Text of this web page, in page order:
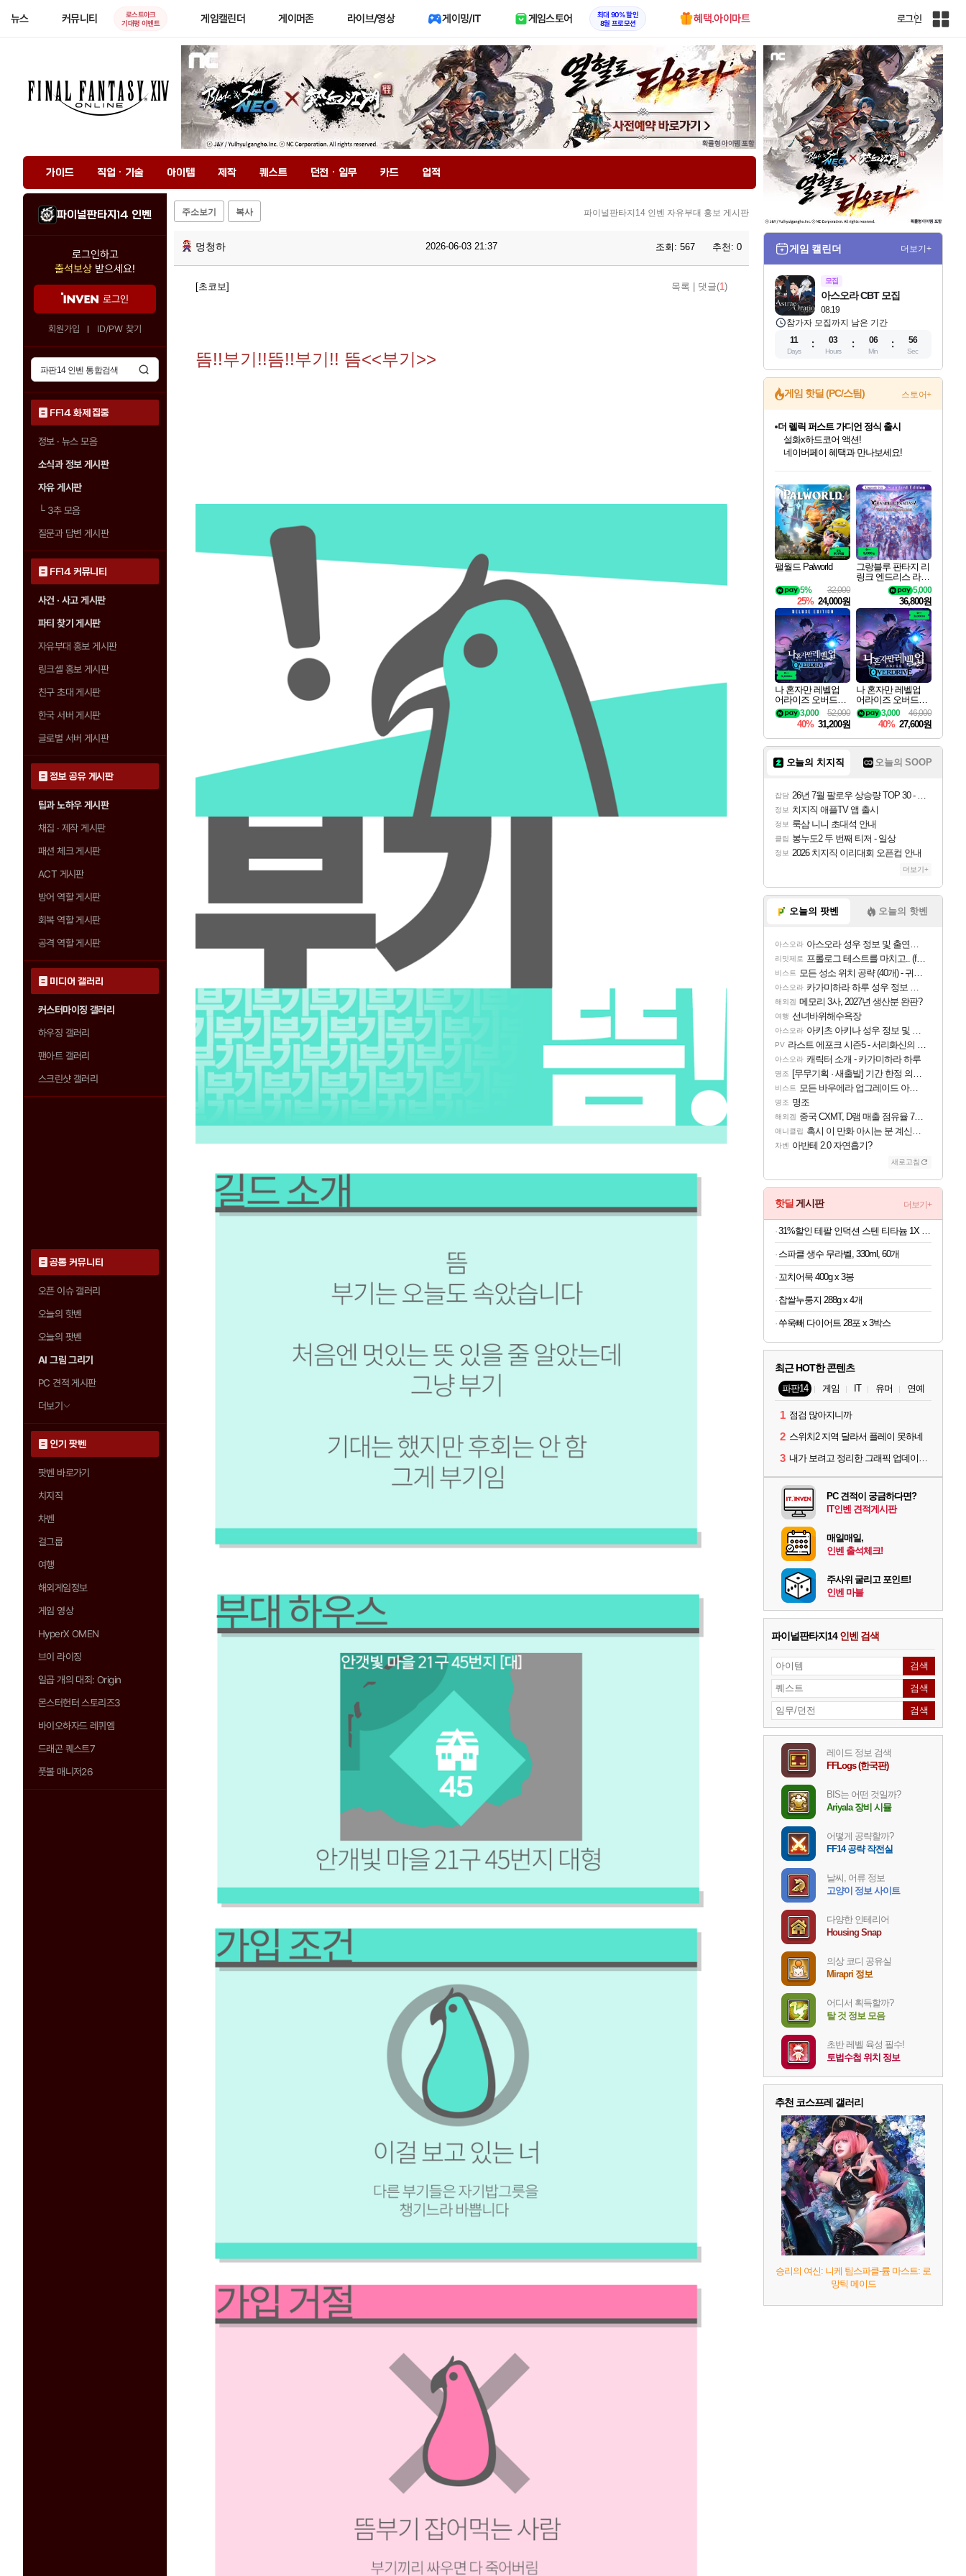
뉴스 커뮤니티
로스트아크
기대평 이벤트
게임캘린더 게이머존 라이브/영상 게이밍/IT 게임스토어
최대 90% 할인
8월 프로모션
혜택.아이마트 로그인
인
전
체
사
이
트
가이드 직업 · 기술 아이템 제작 퀘스트 던전 · 임무 카드 업적
파이널판타지14 인벤
로그인하고
출석보상 받으세요!
로그인
회원가입 ID/PW 찾기
FF14 화제 집중
정보 · 뉴스 모음
소식과 정보 게시판
자유 게시판
└3추 모음
질문과 답변 게시판
FF14 커뮤니티
사건 · 사고 게시판
파티 찾기 게시판
자유부대 홍보 게시판
링크셸 홍보 게시판
친구 초대 게시판
한국 서버 게시판
글로벌 서버 게시판
정보 공유 게시판
팁과 노하우 게시판
채집 · 제작 게시판
패션 체크 게시판
ACT 게시판
방어 역할 게시판
회복 역할 게시판
공격 역할 게시판
미디어 갤러리
커스터마이징 갤러리
하우징 갤러리
팬아트 갤러리
스크린샷 갤러리
공통 커뮤니티
오픈 이슈 갤러리
오늘의 핫벤
오늘의 팟벤
AI 그림 그리기
PC 견적 게시판
더보기
인기 팟벤
팟벤 바로가기
치지직
차벤
걸그룹
여행
해외게임정보
게임 영상
HyperX OMEN
브이 라이징
일곱 개의 대죄: Origin
몬스터헌터 스토리즈3
바이오하자드 레퀴엠
드래곤 퀘스트7
풋볼 매니저26
주소보기 복사 파이널판타지14 인벤 자유부대 홍보 게시판
멍청하 2026-06-03 21:37 조회: 567 추천: 0
[초코보] 목록 댓글(1)
뜸!!부기!!뜸!!부기!! 뜸<<부기>>
게임 캘린더 더보기+
모집
08.19
아스오라 CBT 모집
참가자 모집까지 남은 기간
11
Days
03
Hours
06
Min
55
Sec
게임 핫딜 (PC/스팀) 스토어+
최대 90% 할인가를 만나보세요!
네이버혜택과 함께 만나보세요!
50%할인&추가 적립까지!
네이버 포인트 혜택까지!
이니&베니 혜택까지!
네이버 혜택가와 함께 예약하세요!
할인&네이버혜택으로 만나보세요!
더 렐릭 퍼스트 가디언 정식 출시
설화x하드코어 액션!
네이버페이 혜택과 만나보세요!
40주년 프로모션으로 만나보세요!
할인가에 만나보세요!
일부 에디션 상시 할인!
혜택으로 예약 판매 중
편안하게 충전하세요
팰월드 Palworld
32,000
5%
25% 24,000원
그랑블루 판타지 리
링크 엔드리스 라그
나로크 업그레이드
킷 Granblue Fantasy
Relink Endless Ragn
arok Upgrade Kit DL
C
5,000
36,800원
나 혼자만 레벨업
어라이즈 오버드라
이브 디럭스 에디션
Solo Leveling Arise
Overdrive Deluxe Edi
tion
52,000
3,000
40% 31,200원
나 혼자만 레벨업
어라이즈 오버드라
이브 Solo Leveling A
rise
46,000
3,000
40% 27,600원
오늘의 치지직 오늘의 SOOP
잡담 26년 7월 팔로우 상승량 TOP 30 - 월간 치지직
정보 치지직 애플TV 앱 출시
정보 룩삼 니니 초대석 안내
클립 봉누도2 두 번째 티저 - 일상
정보 2026 치지직 이리대회 오픈컵 안내
더보기+
오늘의 팟벤 오늘의 핫벤
아스오라 아스오라 성우 정보 및 출연작 모음
리밋제로 프롤로그 테스트를 마치고.. (feat. 리아)
비스트 모든 성소 위치 공략 (40개) - 귀환한 영혼 도전과제
아스오라 카가미하라 하루 성우 정보 및 주요 필모
해외겜 메모리 3사, 2027년 생산분 완판?
여행 선녀바위해수욕장
아스오라 아키츠 아키나 성우 정보 및 주요 필모
PV 라스트 에포크 시즌5 - 서리화신의 분노 티저
아스오라 캐릭터 소개 - 카가미하라 하루
명조 [무무기획 · 새출발] 기간 한정 의뢰 이벤트
비스트 모든 바우에라 업그레이드 아이템 획득 위치 공략 (89개)
명조 명조
해외겜 중국 CXMT, D램 매출 점유율 7%…글로벌 4위로 부상
애니클립 혹시 이 만화 아시는 분 계신가요
차벤 아반테 2.0 자연흡기?
새로고침
핫딜 게시판 더보기+
스파클 생수 무라벨, 330ml, 60개
꼬치어묵 400g x 3봉
찹쌀누룽지 288g x 4개
쑤욱빼 다이어트 28포 x 3박스
최근 HOT한 콘텐츠
파판14 게임 IT 유머 연예
1 점검 많아지니까
2 스위치2 지역 달라서 플레이 못하네
3 내가 보려고 정리한 그래픽 업데이트 의상 (*스포주의)
PC 견적이 궁금하다면?
IT인벤 견적게시판
매일매일,
인벤 출석체크!
주사위 굴리고 포인트!
인벤 마블
파이널판타지14인벤 검색
레이드 정보 검색
FFLogs (한국판)
BIS는 어떤 것일까?
Ariyala 장비 시뮬
어떻게 공략할까?
FF14 공략 작전실
날씨, 어류 정보
고양이 정보 사이트
다양한 인테리어
Housing Snap
의상 코디 공유실
Mirapri 정보
어디서 획득할까?
탈 것 정보 모음
초반 레벨 육성 필수!
토법수첩 위치 정보
추천 코스프레 갤러리
승리의 여신: 니케 팀스파클-륨 마스트: 로
망틱 메이드